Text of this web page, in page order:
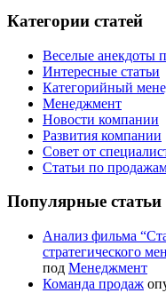
Категории статей
Веселые анекдоты
Интересные статьи
Категорийный
Менеджмент
Новости компании
Развития компании
Совет от
Статьи по
Популярные статьи
Анализ фильма
стратегического
под Менеджмент
Команда продаж